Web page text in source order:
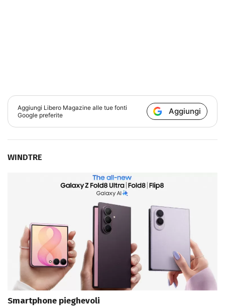
Aggiungi Libero Magazine alle tue fonti
Google preferite
Aggiungi
WINDTRE
Smartphone pieghevoli